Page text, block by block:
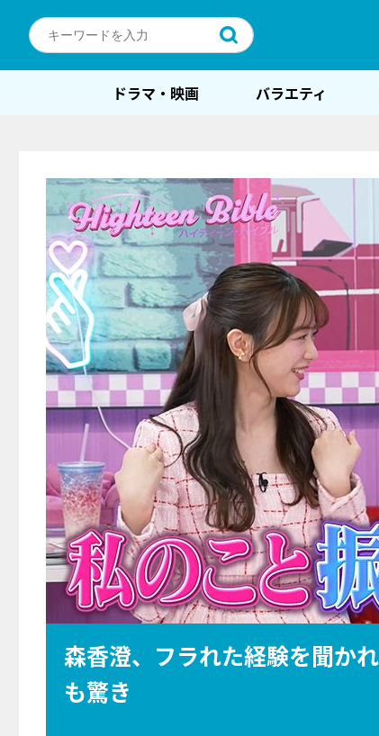
ドラマ・映画 バラエティ
森香澄、フラれた経験を聞か
も驚き